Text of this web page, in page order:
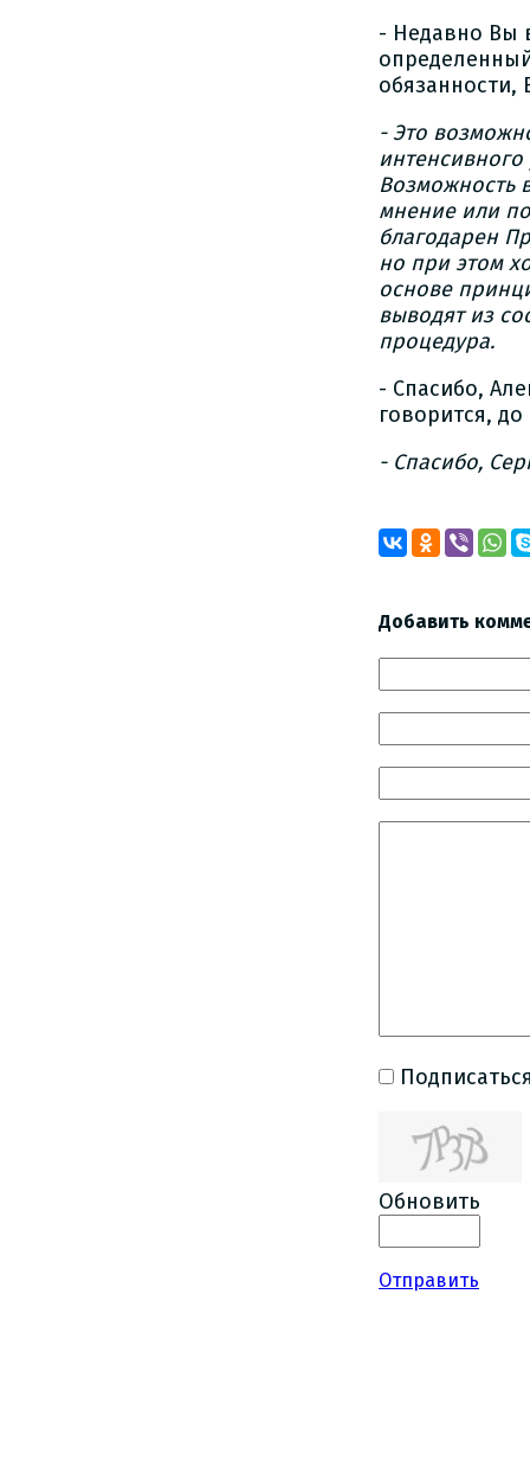
- Недавно Вы
обязанности,
- Это
Возможность
мнение или
благодарен
но при этом
основе
выводят из
процедура.
- Спасибо,
говорится,
- Спасибо,
Добавить
Обновить
Отправить